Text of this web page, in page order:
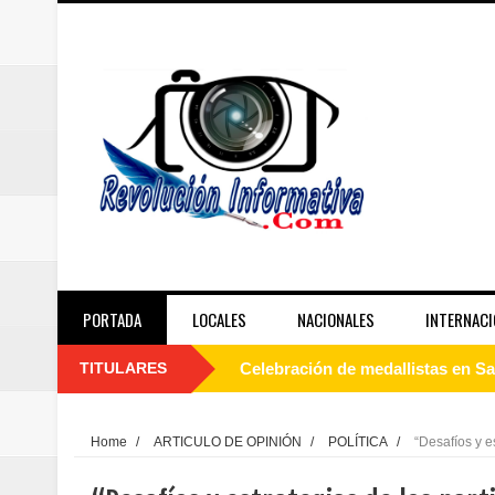
PORTADA LOCALES NACIONALES
TITULARES JAPON: Aumentan a 34 los
Dirección Provincial de Salud
Home / ARTICULO DE OPINIÓN / POLÍTICA / “Desafíos y